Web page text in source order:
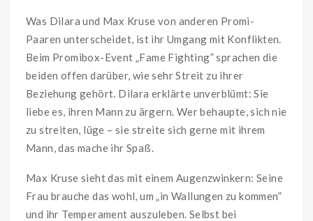
Was Dilara und Max Kruse von anderen Promi-
Paaren unterscheidet, ist ihr Umgang mit Konflikten.
Beim Promibox-Event „Fame Fighting” sprachen die
beiden offen darüber, wie sehr Streit zu ihrer
Beziehung gehört. Dilara erklärte unverblümt: Sie
liebe es, ihren Mann zu ärgern. Wer behaupte, sich nie
zu streiten, lüge – sie streite sich gerne mit ihrem
Mann, das mache ihr Spaß.
Max Kruse sieht das mit einem Augenzwinkern: Seine
Frau brauche das wohl, um „in Wallungen zu kommen”
und ihr Temperament auszuleben. Selbst bei